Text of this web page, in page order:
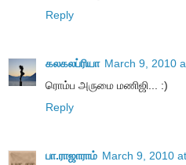
Reply
கலகலப்ரியா March 9, 2010
ரொம்ப அருமை மணிஜி... :)
Reply
பா.ராஜாராம் March 9, 2010